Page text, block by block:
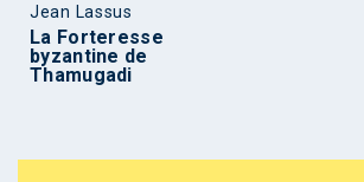
Jean Lassus
La Forteresse
byzantine de
Thamugadi